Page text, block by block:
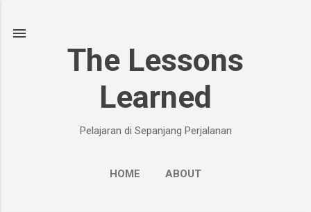
The Lessons
Learned
Pelajaran di Sepanjang Perjalanan
HOME ABOUT